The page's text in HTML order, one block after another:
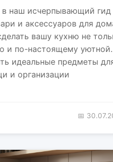
наш исчерпывающий гид
и аксессуаров для
вашу кухню не
и по-настоящему уютной.
идеальные предметы
и организации
📅